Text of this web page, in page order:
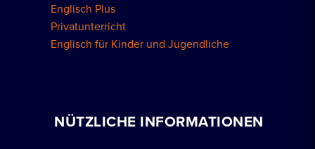
Englisch Plus
Privatunterricht
Englisch für Kinder und Jugendliche
NÜTZLICHE INFORMATIONEN